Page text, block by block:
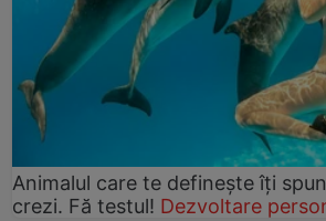
Animalul care te definește îți
crezi. Fă testul! Dezvoltare